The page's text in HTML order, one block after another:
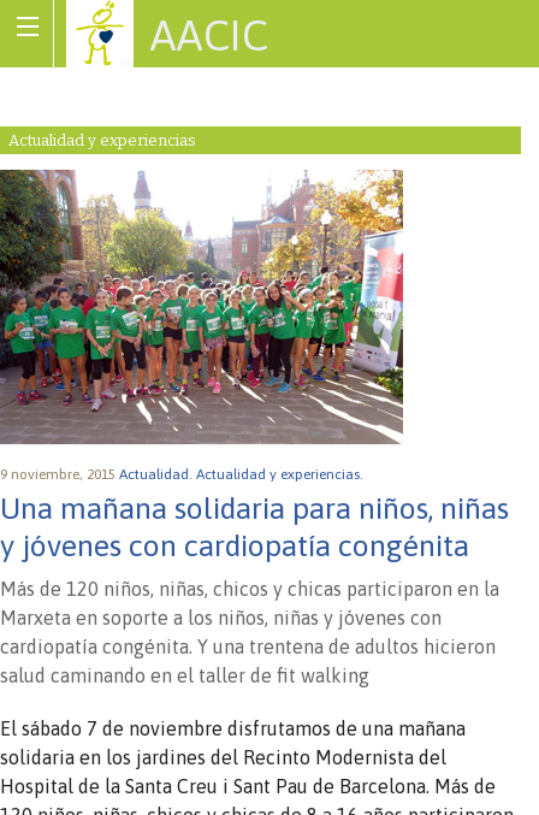
AACIC
Actualidad y experiencias
9 noviembre, 2015 Actualidad. Actualidad y experiencias.
Una mañana solidaria para niños, niñas
y jóvenes con cardiopatía congénita
Más de 120 niños, niñas, chicos y chicas participaron en la
Marxeta en soporte a los niños, niñas y jóvenes con
cardiopatía congénita. Y una trentena de adultos hicieron
salud caminando en el taller de fit walking
El sábado 7 de noviembre disfrutamos de una mañana
solidaria en los jardines del Recinto Modernista del
Hospital de la Santa Creu i Sant Pau de Barcelona. Más de